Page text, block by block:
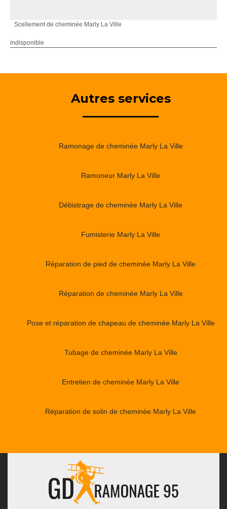
Scellement de cheminée Marly La Ville
indisponible
Autres services
Ramonage de cheminée Marly La Ville
Ramoneur Marly La Ville
Débistrage de cheminée Marly La Ville
Fumisterie Marly La Ville
Réparation de pied de cheminée Marly La Ville
Réparation de cheminée Marly La Ville
Pose et réparation de chapeau de cheminée Marly La Ville
Tubage de cheminée Marly La Ville
Entretien de cheminée Marly La Ville
Réparation de solin de cheminée Marly La Ville